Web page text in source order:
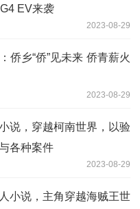
EV来袭
2023-08-29
侨乡“侨”见未来 侨青薪火
2023-08-29
说，穿越柯南世界，以验
各种案件
2023-08-29
小说，主角穿越海贼王世